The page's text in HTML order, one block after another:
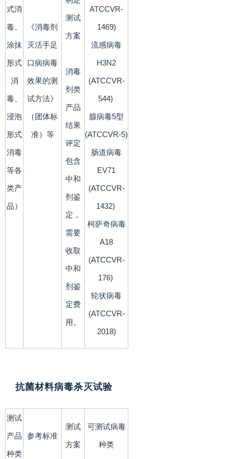
式消
毒、
涂抹
形式
消
毒、
浸泡
形式
消毒
等各
类产
品）
《消毒剂
灭活手足
口病病毒
效果的测
试方法》
（团体标
准）等
测试
方案
消毒
剂类
产品
结果
评定
包含
中和
剂鉴
定，
需要
收取
中和
剂鉴
定费
用。
ATCCVR-
1469)
流感病毒
H3N2
(ATCCVR-
544)
腺病毒5型
(ATCCVR-5)
肠道病毒
EV71
(ATCCVR-
1432)
柯萨奇病毒
A18
(ATCCVR-
176)
轮状病毒
(ATCCVR-
2018)
抗菌材料病毒杀灭试验
测试
产品
种类
参考标准
测试
方案
可测试病毒
种类